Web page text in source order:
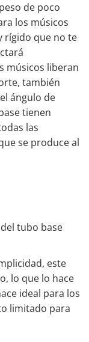
de poco
los músicos
rígido que no te
músicos liberan
también
ángulo de
tienen
las
se produce al
tubo base
este
lo que lo hace
ideal para los
limitado para